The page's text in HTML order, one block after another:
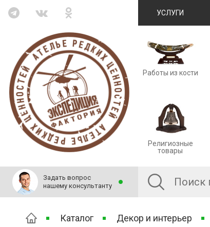
УСЛУГИ
Работы из кости
Религиозные
товары
Задать вопрос
нашему консультанту
Каталог Декор и интерьер